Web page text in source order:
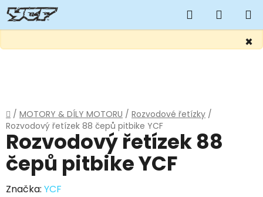
×
Hledat
KOŠÍK
Domů
/ MOTORY & DÍLY MOTORU / Rozvodové řetízky /
Rozvodový řetízek 88 čepů pitbike YCF
Rozvodový řetízek 88
čepů pitbike YCF
Značka: YCF